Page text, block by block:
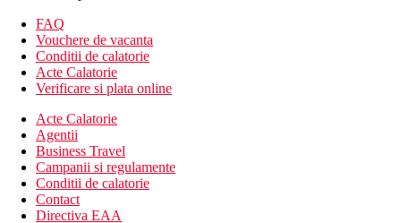
orientata spre mare
Camera de familie, Deluxe: dormitor separat
Camera de familie, Deluxe, vedere la mare: dormitor
separat
principala si dispune de doua dormitoare conectate prin
scari interioare, un pat dublu, un pat single, canapea
extensibila, doua bai, doua balcoane
Descrierea hotelului
12.000mp
7 etaje
FAQ
Vouchere de vacanta
Conditii de calatorie
Acte Calatorie
Verificare si plata online
Acte Calatorie
Agentii
Business Travel
Campanii si regulamente
Conditii de calatorie
Contact
Directiva EAA